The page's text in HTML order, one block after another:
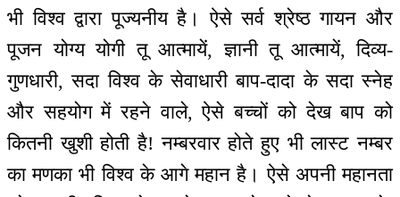
भी विश्व द्वारा पूज्यनीय है। ऐसे सर्व श्रेष्ठ गायन और
पूजन योग्य योगी तू आत्मायें, ज्ञानी तू आत्मायें, दिव्य-
गुणधारी, सदा विश्व के सेवाधारी बाप-दादा के सदा स्नेह
और सहयोग में रहने वाले, ऐसे बच्चों को देख बाप को
कितनी खुशी होती है! नम्बरवार होते हुए भी लास्ट नम्बर
का मणका भी विश्व के आगे महान है। ऐसे अपनी महानता